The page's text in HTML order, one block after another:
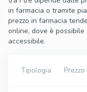
in farmacia o tramite
prezzo in farmacia
online, dove è
accessibile.
Tipologia